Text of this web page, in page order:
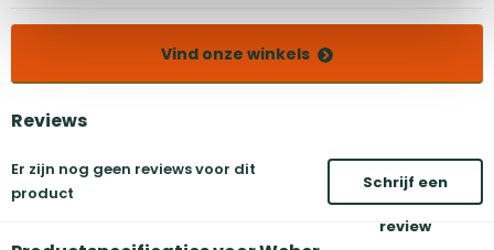
Vind onze winkels
Reviews
Er zijn nog geen reviews voor dit
product
Schrijf een
review